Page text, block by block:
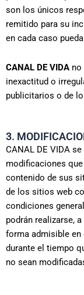
son los únicos
remitido para su
en cada caso
CANAL DE VIDA no
inexactitud o
publicitarios o de
3.
CANAL DE VIDA
modificaciones
contenido de sus
de los sitios web
condiciones
podrán realizarse,
forma admisible en
durante el tiempo
no sean